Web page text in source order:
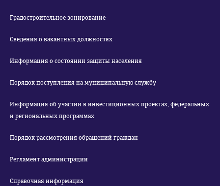
Градостроительное зонирование
Сведения о вакантных должностях
Информация о состоянии защиты населения
Порядок поступления на муниципальную службу
Информация об участии в инвестиционных проектах, федеральных
и региональных программах
Порядок рассмотрения обращений граждан
Регламент администрации
Справочная информация